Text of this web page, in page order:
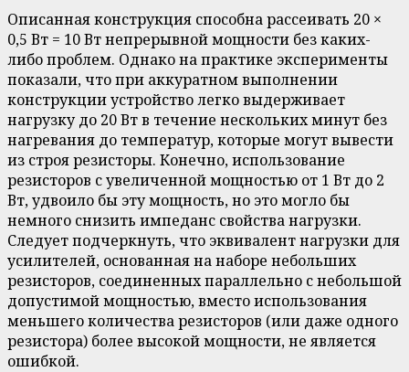
Описанная конструкция способна рассеивать 20 ×
0,5 Вт = 10 Вт непрерывной мощности без каких-
либо проблем. Однако на практике эксперименты
показали, что при аккуратном выполнении
конструкции устройство легко выдерживает
нагрузку до 20 Вт в течение нескольких минут без
нагревания до температур, которые могут вывести
из строя резисторы. Конечно, использование
резисторов с увеличенной мощностью от 1 Вт до 2
Вт, удвоило бы эту мощность, но это могло бы
немного снизить импеданс свойства нагрузки.
Следует подчеркнуть, что эквивалент нагрузки для
усилителей, основанная на наборе небольших
резисторов, соединенных параллельно с небольшой
допустимой мощностью, вместо использования
меньшего количества резисторов (или даже одного
резистора) более высокой мощности, не является
ошибкой.